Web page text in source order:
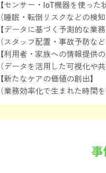
【センサー・IoT機器を使った
（睡眠・転倒リスクなどの検知
【データに基づく予測的な業務
（スタッフ配置・事故予防など
【利用者・家族への情報提供の
（データを活用した可視化や共
【新たなケアの価値の創出】
（業務効率化で生まれた時間を
事